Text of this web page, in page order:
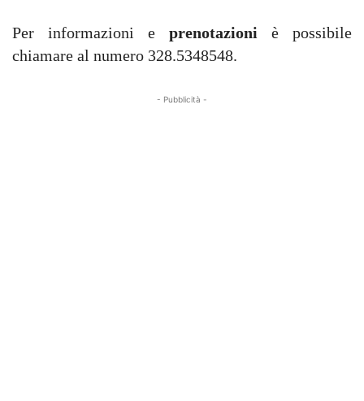
Per informazioni e prenotazioni è possibile
chiamare al numero 328.5348548.
- Pubblicità -